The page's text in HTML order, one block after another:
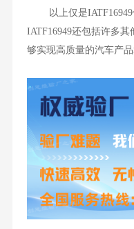
以上仅是IATF16949
IATF16949还包括许多
够实现高质量的汽车产品